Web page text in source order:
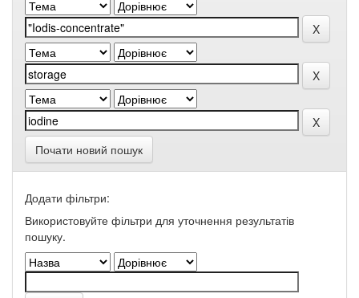
Почати новий пошук
Додати фільтри:
Використовуйте фільтри для уточнення результатів
пошуку.